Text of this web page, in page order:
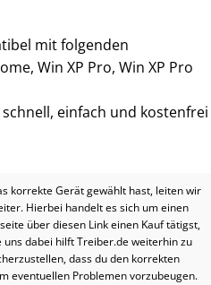
mit folgenden
Win XP Pro, Win XP Pro
einfach und kostenfrei
korrekte Gerät gewählt hast, leiten wir
Hierbei handelt es sich um einen
über diesen Link einen Kauf tätigst,
dabei hilft Treiber.de weiterhin zu
dass du den korrekten
eventuellen Problemen vorzubeugen.